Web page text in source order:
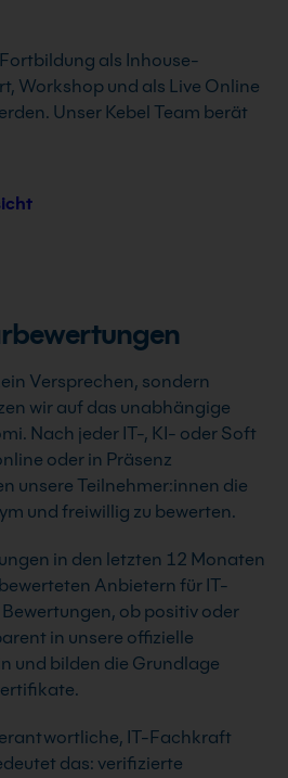
als Inhouse-
Workshop und als Live Online
Unser Kebel Team berät
Versprechen, sondern
wir auf das unabhängige
Nach jeder IT-, KI- oder Soft
oder in Präsenz
unsere Teilnehmer:innen die
und freiwillig zu bewerten.
in den letzten 12 Monaten
Anbietern für IT-
ob positiv oder
in unsere offizielle
und bilden die Grundlage
IT-Fachkraft
das: verifizierte